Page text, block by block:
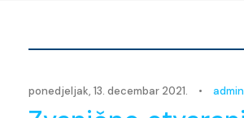
ponedjeljak, 13. decembar 2021. • admin